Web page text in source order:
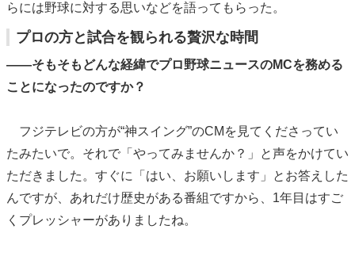
らには野球に対する思いなどを語ってもらった。
プロの方と試合を観られる贅沢な時間
――そもそもどんな経緯でプロ野球ニュースのMCを務める
ことになったのですか？
フジテレビの方が“神スイング”のCMを見てくださってい
たみたいで。それで「やってみませんか？」と声をかけてい
ただきました。すぐに「はい、お願いします」とお答えした
んですが、あれだけ歴史がある番組ですから、1年目はすご
くプレッシャーがありましたね。